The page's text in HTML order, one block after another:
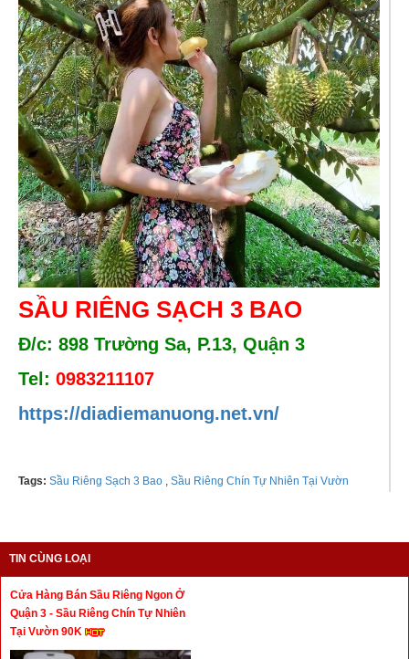
SẦU RIÊNG SẠCH 3 BAO
Đ/c: 898 Trường Sa, P.13, Quận 3
Tel: 0983211107
https://diadiemanuong.net.vn/
Tags: Sầu Riêng Sạch 3 Bao , Sầu Riêng Chín Tự Nhiên Tại Vườn
TIN CÙNG LOẠI
Cửa Hàng Bán Sầu Riêng Ngon Ở
Quận 3 - Sầu Riêng Chín Tự Nhiên
Tại Vườn 90K